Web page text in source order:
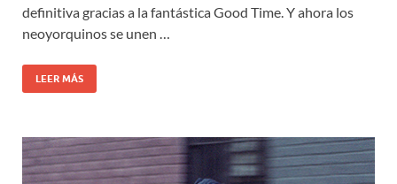
definitiva gracias a la fantástica Good Time. Y ahora los
neoyorquinos se unen …
LEER MÁS